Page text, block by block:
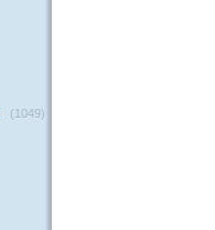
(1049)